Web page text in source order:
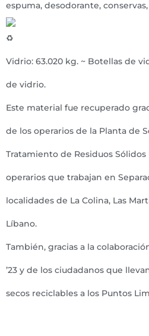
espuma, desodorante,
Vidrio: 63.020 kg. ~ Botellas de
de vidrio.
Este material fue recuperado
de los operarios de la Planta de
Tratamiento de Residuos Sólidos
operarios que trabajan en
localidades de La Colina, Las
Líbano.
También, gracias a la
’23 y de los ciudadanos que
secos reciclables a los Puntos